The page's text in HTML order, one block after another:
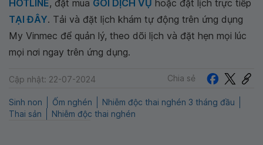
HOTLINE, đặt mua GÓI DỊCH VỤ hoặc đặt lịch trực tiếp
TẠI ĐÂY. Tải và đặt lịch khám tự động trên ứng dụng
My Vinmec để quản lý, theo dõi lịch và đặt hẹn mọi lúc
mọi nơi ngay trên ứng dụng.
Cập nhật: 22-07-2024 Chia sẻ
Sinh non Ốm nghén
Nhiễm độc thai nghén 3 tháng đầu
Thai sản
Nhiễm độc thai nghén